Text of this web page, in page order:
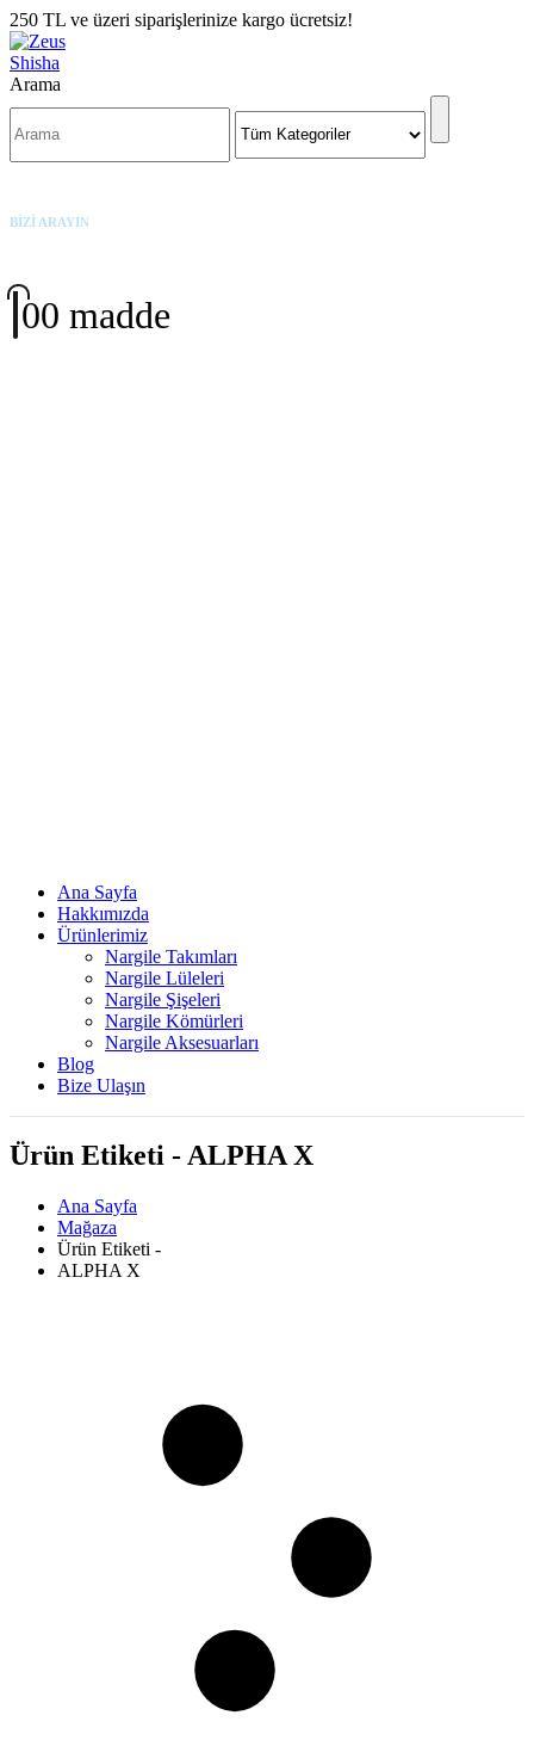
250 TL ve üzeri siparişlerinize kargo ücretsiz!
Arama
BİZİ ARAYIN
00 madde
Ana Sayfa
Hakkımızda
Ürünlerimiz
Nargile Takımları
Nargile Lüleleri
Nargile Şişeleri
Nargile Kömürleri
Nargile Aksesuarları
Blog
Bize Ulaşın
Ürün Etiketi - ALPHA X
Ana Sayfa
Mağaza
Ürün Etiketi -
ALPHA X